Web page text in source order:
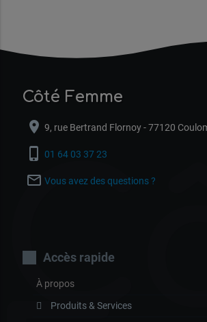
Côté Femme
location_on 9, rue Bertrand Flornoy - 77120
phone_iphone 01 64 03 37 23
mail_outline Vous avez des questions ?
Accès rapide
À propos
Produits & Services